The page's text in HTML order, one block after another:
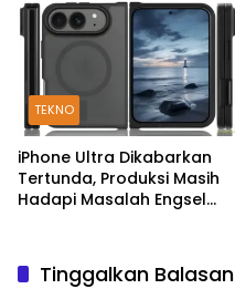
TEKNO
iPhone Ultra Dikabarkan
Tertunda, Produksi Masih
Hadapi Masalah Engsel
Tinggalkan Balasan